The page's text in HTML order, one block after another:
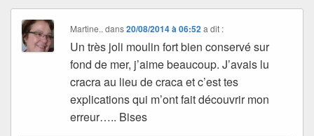
Martine.. dans20/08/2014 à 06:52 a dit :
Un très joli moulin fort bien conservé sur
fond de mer, j’aime beaucoup. J’avais lu
cracra au lieu de craca et c’est tes
explications qui m’ont fait découvrir mon
erreur….. Bises